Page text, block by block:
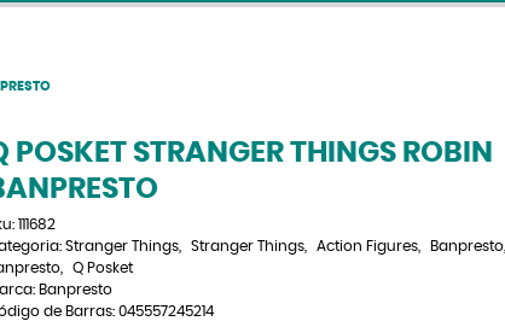
POSKET STRANGER THINGS ROBIN
111682
Stranger Things Stranger Things Action Figures Banpresto
Q Posket
Banpresto
de Barras: 045557245214